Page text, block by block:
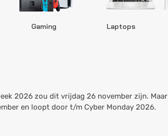
Gaming Laptops
2026 zou dit vrijdag 26 november zijn. Maar
en loopt door t/m Cyber Monday 2026.